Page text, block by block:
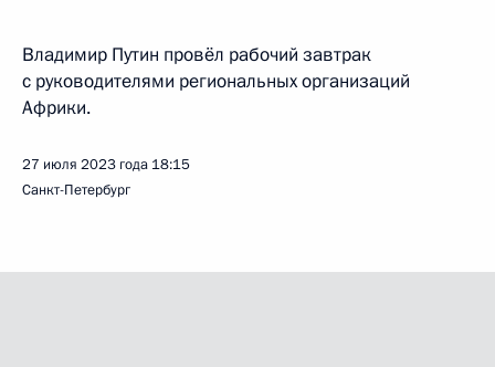
Владимир Путин провёл рабочий завтрак
с руководителями региональных организаций
Африки.
27 июля 2023 года 18:15
Санкт-Петербург